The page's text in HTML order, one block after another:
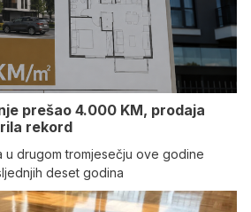
prešao 4.000 KM, prodaja
rekord
drugom tromjesečju ove godine
deset godina